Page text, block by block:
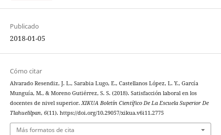
Publicado
2018-01-05
Cómo citar
Alvarado Resendiz, J. L., Sarabia Lugo, E., Castellanos López, L. Y., García
Munguía, M., & Moreno Gutiérrez, S. S. (2018). Satisfacción laboral en los
docentes de nivel superior.XIKUA Boletín Científico De La Escuela Superior De
Tlahuelilpan, 6(11). https://doi.org/10.29057/xikua.v6i11.2775
Más formatos de cita